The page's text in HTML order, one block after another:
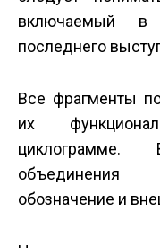
включаемый в
последнего
Все фрагменты
их
циклограмме.
объединения
обозначение и